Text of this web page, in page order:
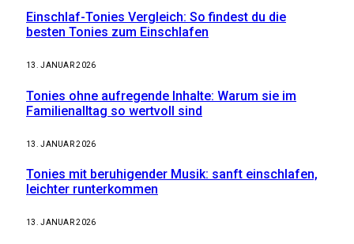
Einschlaf-Tonies Vergleich: So findest du die
besten Tonies zum Einschlafen
13. JANUAR 2026
Tonies ohne aufregende Inhalte: Warum sie im
Familienalltag so wertvoll sind
13. JANUAR 2026
Tonies mit beruhigender Musik: sanft einschlafen,
leichter runterkommen
13. JANUAR 2026